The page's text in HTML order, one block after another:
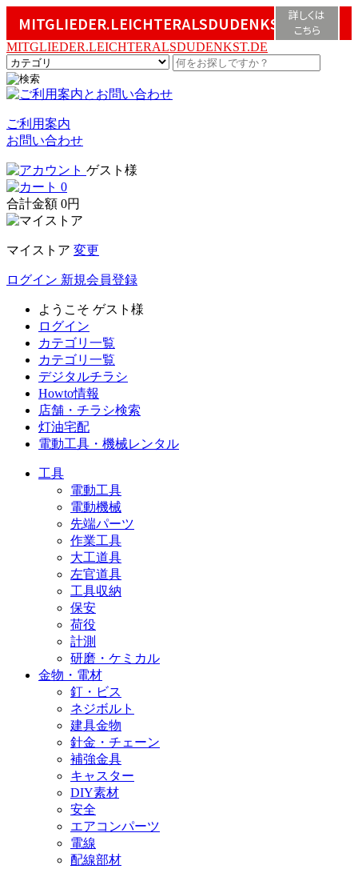
MITGLIEDER.LEICHTERALSDUDENKST.DE
詳しくは
こちら
MITGLIEDER.LEICHTERALSDUDENKST.DE
ご利用案内
お問い合わせ
ゲスト様
0
合計金額 0円
マイストア 変更
ログイン 新規会員登録
ようこそ ゲスト様
ログイン
カテゴリ一覧
カテゴリ一覧
デジタルチラシ
Howto情報
店舗・チラシ検索
灯油宅配
電動工具・機械レンタル
工具
電動工具
電動機械
先端パーツ
作業工具
大工道具
左官道具
工具収納
保安
荷役
計測
研磨・ケミカル
金物・電材
釘・ビス
ネジボルト
建具金物
針金・チェーン
補強金具
キャスター
DIY素材
安全
エアコンパーツ
電線
配線部材